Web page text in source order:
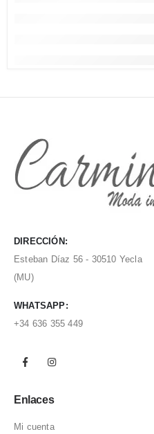
DIRECCIÓN:
Esteban Díaz 56 - 30510 Yecla
(MU)
WHATSAPP:
+34 636 355 449
Enlaces
Mi cuenta